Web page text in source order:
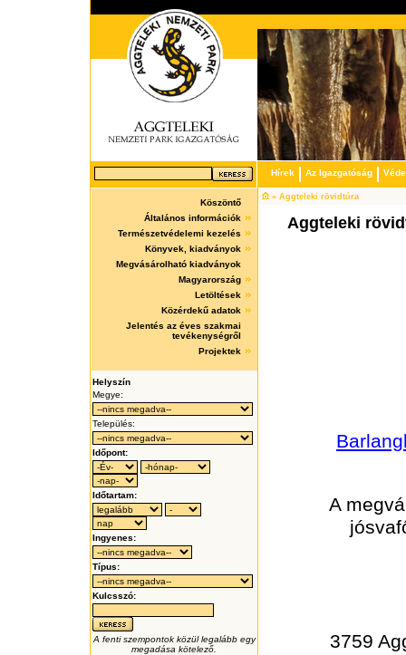
Hírek Az Igazgatóság
Köszöntő
Általános információk
Természetvédelemi kezelés
Könyvek, kiadványok
Megvásárolható kiadványok
Magyarország
Letöltések
Közérdekű adatok
Jelentés az éves szakmai
tevékenységről
Projektek
Helyszín
Megye:
Település:
Időpont:
Időtartam:
Ingyenes:
Típus:
Kulcsszó:
A fenti szempontok közül legalább egy
megadása kötelező.
» Aggteleki rövidtúra
Aggteleki
A
3759